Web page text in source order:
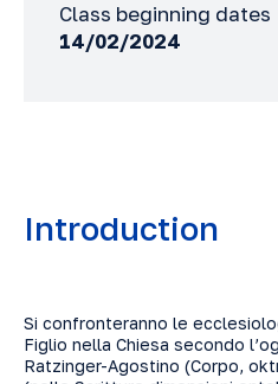
Class beginning dates
14/02/2024
Introduction
Si confronteranno le
Figlio nella Chiesa secondo
Ratzinger-Agostino (Corpo,